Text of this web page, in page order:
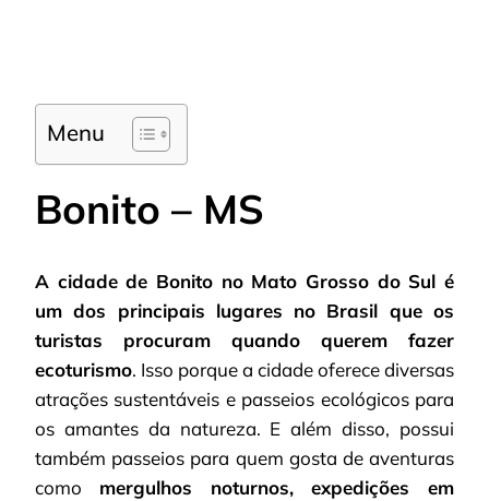
Menu
Bonito – MS
A cidade de Bonito no Mato Grosso do Sul é
um dos principais lugares no Brasil que os
turistas procuram quando querem fazer
ecoturismo. Isso porque a cidade oferece diversas
atrações sustentáveis e passeios ecológicos para
os amantes da natureza. E além disso, possui
também passeios para quem gosta de aventuras
como mergulhos noturnos, expedições em